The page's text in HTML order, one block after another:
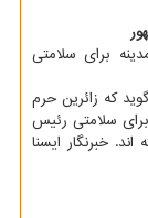
برای سلامتی
که زائرین حرم
سلامتی رئیس
خبرنگار ایسنا